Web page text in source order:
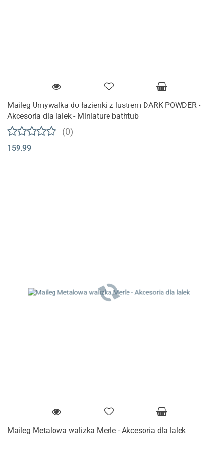
Maileg Umywalka do łazienki z lustrem DARK POWDER -
Akcesoria dla lalek - Miniature bathtub
(0)
159.99
Maileg Metalowa walizka Merle - Akcesoria dla lalek